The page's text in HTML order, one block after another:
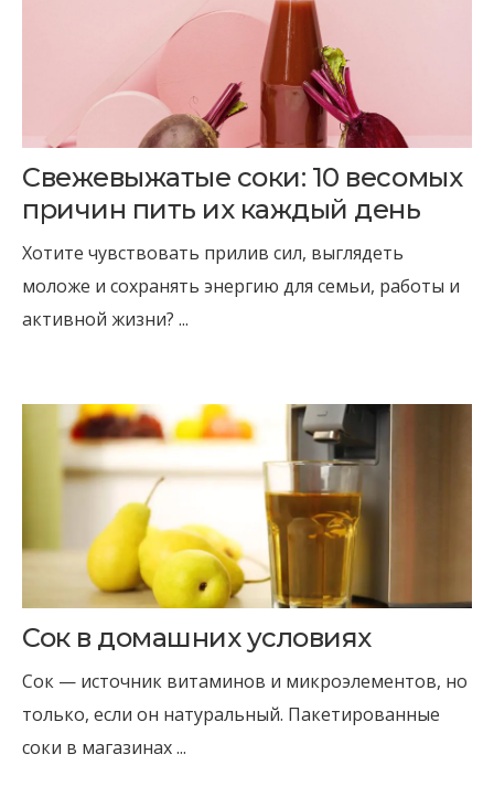
Свежевыжатые соки: 10 весомых
причин пить их каждый день
Хотите чувствовать прилив сил, выглядеть
моложе и сохранять энергию для семьи, работы и
активной жизни? ...
Сок в домашних условиях
Сок — источник витаминов и микроэлементов, но
только, если он натуральный. Пакетированные
соки в магазинах ...